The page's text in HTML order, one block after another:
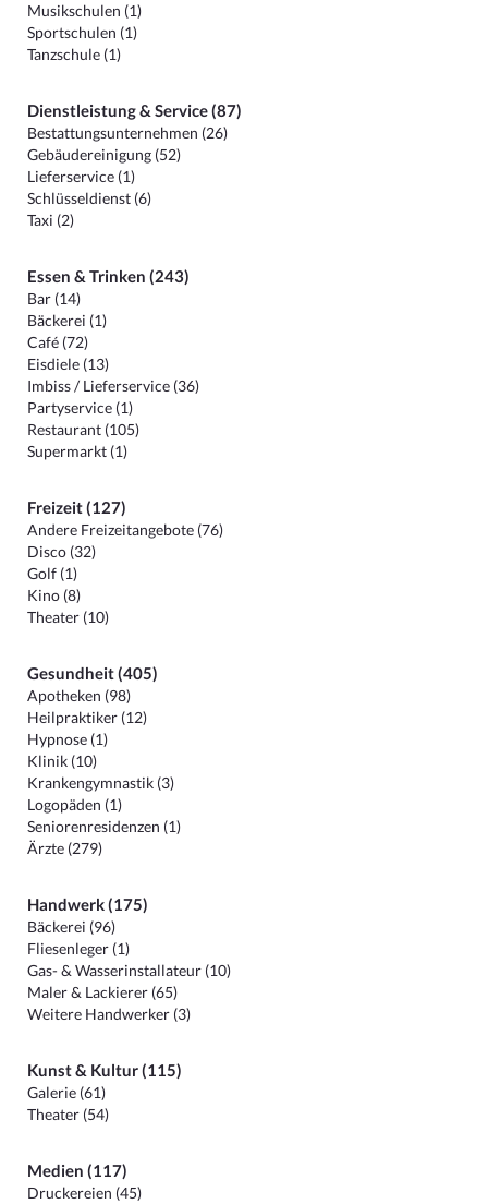
Musikschulen (1)
Sportschulen (1)
Tanzschule (1)
Dienstleistung & Service (87)
Bestattungsunternehmen (26)
Gebäudereinigung (52)
Lieferservice (1)
Schlüsseldienst (6)
Taxi (2)
Essen & Trinken (243)
Bar (14)
Bäckerei (1)
Café (72)
Eisdiele (13)
Imbiss / Lieferservice (36)
Partyservice (1)
Restaurant (105)
Supermarkt (1)
Freizeit (127)
Andere Freizeitangebote (76)
Disco (32)
Golf (1)
Kino (8)
Theater (10)
Gesundheit (405)
Apotheken (98)
Heilpraktiker (12)
Hypnose (1)
Klinik (10)
Krankengymnastik (3)
Logopäden (1)
Seniorenresidenzen (1)
Ärzte (279)
Handwerk (175)
Bäckerei (96)
Fliesenleger (1)
Gas- & Wasserinstallateur (10)
Maler & Lackierer (65)
Weitere Handwerker (3)
Kunst & Kultur (115)
Galerie (61)
Theater (54)
Medien (117)
Druckereien (45)